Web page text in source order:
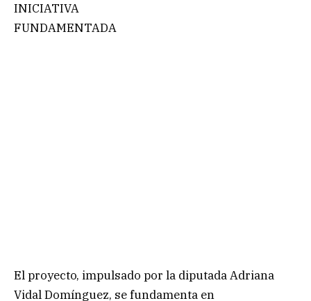
INICIATIVA
FUNDAMENTADA
El proyecto, impulsado por la diputada Adriana
Vidal Domínguez, se fundamenta en